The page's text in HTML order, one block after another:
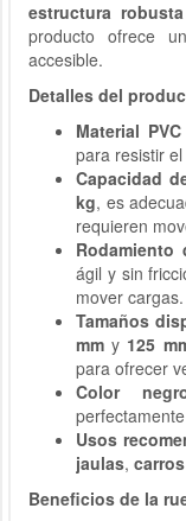
estructura robusta
producto ofrece
accesible.
Detalles del
Material
para resistir
Capacidad
kg, es
requieren
Rodamiento
ágil y sin
mover cargas.
Tamaños
mm y 125
para ofrecer
Color
Usos
jaulas,
Beneficios de la